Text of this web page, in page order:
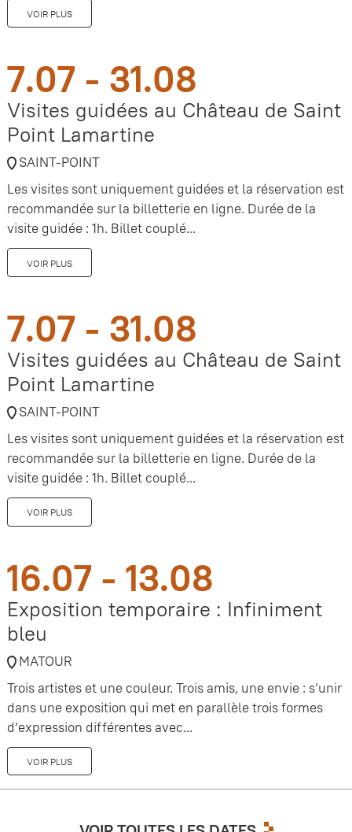
VOIR PLUS
7.07 - 31.08
Visites guidées au Château de Saint
Point Lamartine
SAINT-POINT
Les visites sont uniquement guidées et la réservation est
recommandée sur la billetterie en ligne. Durée de la
visite guidée : 1h. Billet couplé...
VOIR PLUS
7.07 - 31.08
Visites guidées au Château de Saint
Point Lamartine
SAINT-POINT
Les visites sont uniquement guidées et la réservation est
recommandée sur la billetterie en ligne. Durée de la
visite guidée : 1h. Billet couplé...
VOIR PLUS
16.07 - 13.08
Exposition temporaire : Infiniment
bleu
MATOUR
Trois artistes et une couleur. Trois amis, une envie : s’unir
dans une exposition qui met en parallèle trois formes
d’expression différentes avec...
VOIR PLUS